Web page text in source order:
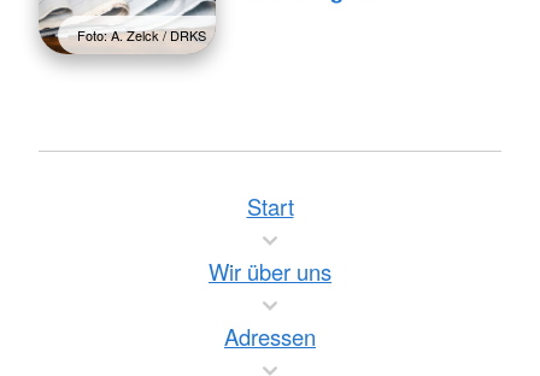
Foto: A. Zelck / DRKS
Start
Wir über uns
Adressen